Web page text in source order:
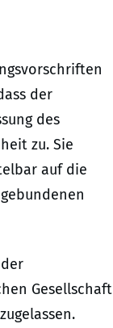
der
des
zu. Sie
auf die
Gesellschaft